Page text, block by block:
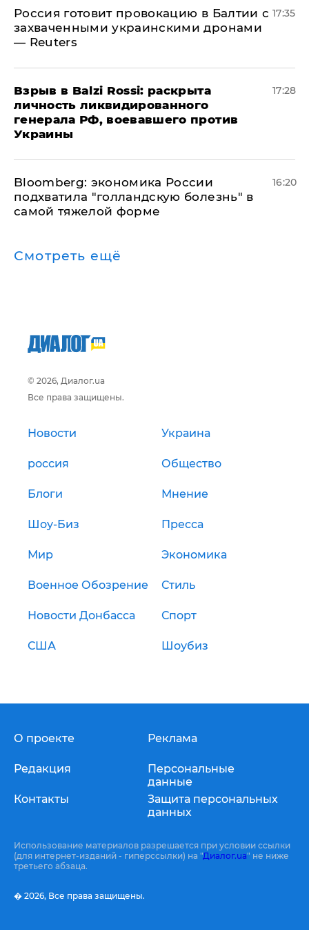
​Россия готовит провокацию в Балтии с
захваченными украинскими дронами
— Reuters
17:35
​Взрыв в Balzi Rossi: раскрыта
личность ликвидированного
генерала РФ, воевавшего против
Украины
17:28
Bloomberg: экономика России
подхватила "голландскую болезнь" в
самой тяжелой форме
16:20
Смотреть ещё
© 2026, Диалог.ua
Все права защищены.
Новости Украина
россия Общество
Блоги Мнение
Шоу-Биз Пресса
Мир Экономика
Военное Обозрение Стиль
Новости Донбасса Спорт
США Шоубиз
О проекте
Редакция
Контакты
Реклама
Персональные
данные
Защита персональных
данных
Использование материалов разрешается при условии ссылки
(для интернет-изданий - гиперссылки) на "Диалог.ua" не ниже
третьего абзаца.
� 2026, Все права защищены.